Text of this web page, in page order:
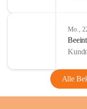
Mo.,
Alle